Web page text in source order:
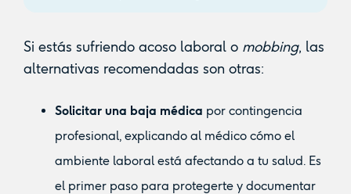
Si estás sufriendo acoso laboral o mobbing, las
alternativas recomendadas son otras:
Solicitar una baja médica por contingencia
profesional, explicando al médico cómo el
ambiente laboral está afectando a tu salud. Es
el primer paso para protegerte y documentar